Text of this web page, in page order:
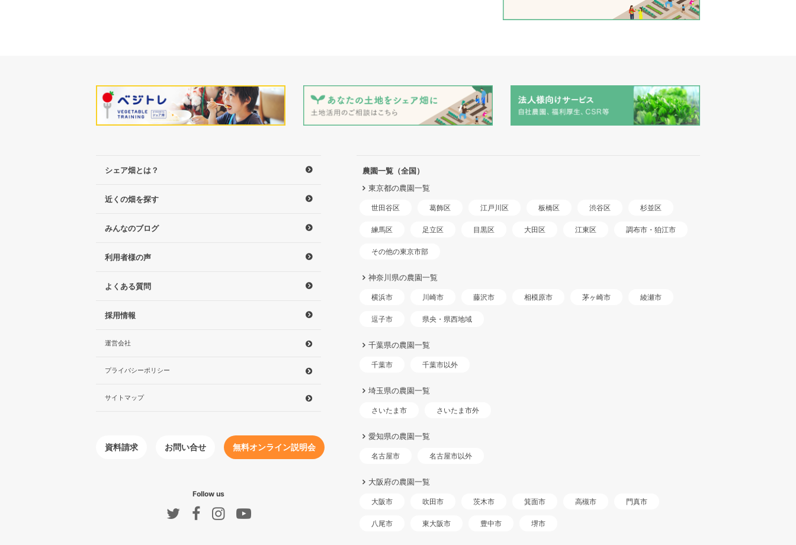
シェア畑とは？
近くの畑を探す
みんなのブログ
利用者様の声
よくある質問
採用情報
運営会社
プライバシーポリシー
サイトマップ
資料請求 お問い合せ 無料オンライン説明会
Follow us
農園一覧（全国）
東京都の農園一覧
世田谷区 葛飾区 江戸川区 板橋区 渋谷区 杉並区
練馬区 足立区 目黒区 大田区 江東区 調布市・狛江市
その他の東京市部
神奈川県の農園一覧
横浜市 川崎市 藤沢市 相模原市 茅ヶ崎市 綾瀬市
逗子市 県央・県西地域
千葉県の農園一覧
千葉市 千葉市以外
埼玉県の農園一覧
さいたま市 さいたま市外
愛知県の農園一覧
名古屋市 名古屋市以外
大阪府の農園一覧
大阪市 吹田市 茨木市 箕面市 高槻市 門真市
八尾市 東大阪市 豊中市 堺市